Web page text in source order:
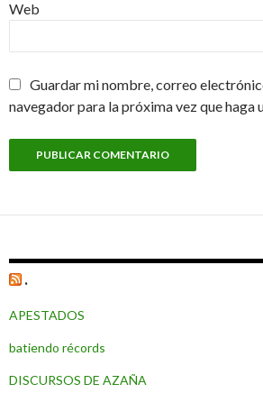
Web
Guardar mi nombre, correo
navegador para la próxima vez que haga
.
APESTADOS
batiendo récords
DISCURSOS DE AZAÑA